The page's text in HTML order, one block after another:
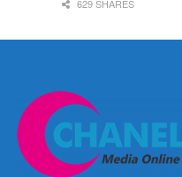
629 SHARES